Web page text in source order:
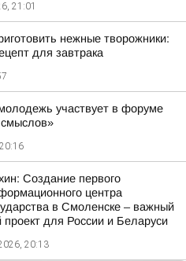
21:01
нежные творожники:
для завтрака
участвует в форуме
Создание первого
центра
в Смоленске – важный
проект для России и Беларуси
20:13